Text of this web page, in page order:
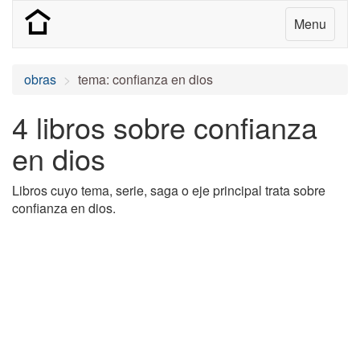
Menu
obras tema: confianza en dios
4 libros sobre confianza
en dios
Libros cuyo tema, serie, saga o eje principal trata sobre
confianza en dios.